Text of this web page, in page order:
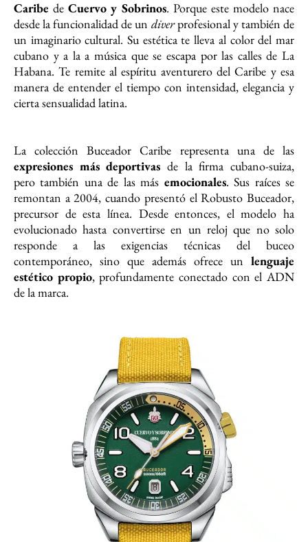
Caribe deCuervo y Sobrinos. Porque este modelo nace
desde la funcionalidad de un diverprofesional y también de
un imaginario cultural. Su estética te lleva al color del mar
cubano y a la a música que se escapa por las calles de La
Habana. Te remite al espíritu aventurero del Caribe y esa
manera de entender el tiempo con intensidad, elegancia y
cierta sensualidad latina.
La colección Buceador Caribe representa una de las
expresiones más deportivas de la firma cubano-suiza,
pero también una de las más emocionales. Sus raíces se
remontan a 2004, cuando presentó el Robusto Buceador,
precursor de esta línea. Desde entonces, el modelo ha
evolucionado hasta convertirse en un reloj que no solo
responde a las exigencias técnicas del buceo
contemporáneo, sino que además ofrece un lenguaje
estético propio, profundamente conectado con el ADN
de la marca.